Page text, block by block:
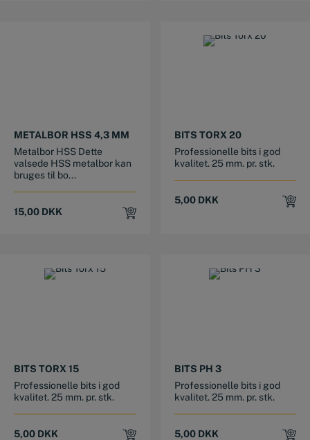
METALBOR HSS 4,3 MM
Metalbor HSS Dette
valsede HSS metalbor kan
bruges til bo...
15,00 DKK
BITS TORX 20
Professionelle bits i god
kvalitet. 25 mm. pr. stk.
5,00 DKK
BITS TORX 15
Professionelle bits i god
kvalitet. 25 mm. pr. stk.
5,00 DKK
BITS PH 3
Professionelle bits i god
kvalitet. 25 mm. pr. stk.
5,00 DKK